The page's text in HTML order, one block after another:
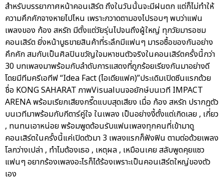
สำหรับบรรยากาศหน้าคอนเสิร์ต ถึงในวันนั้นจะมีฝนตก แต่ก็ไม่ทำให้
ความคึกคักจางหายไปไหน เพราะกวาดตามองไปรอบๆ พบว่าแฟน
เพลงของ ก้อง สหรัถ มีตั้งแต่วัยรุ่นไปจนถึงผู้ใหญ่ ทุกวัยมารอชม
คอนเสิร์ต ยิ่งหน้าบูธขายสินค้าที่ระลึกมีแฟนๆ มารอซื้อของกันอย่าง
คึกคัก สมกับเป็นศิลปินขวัญใจมหาชนตัวจริงในคอนเสิร์ตครั้งนี้กว่า
30 บทเพลงมาพร้อมกับลำดับการแสดงที่ถูกร้อยเรียงกันมาอย่างดี
โดยมีทีมครีเอทีฟ “Idea Fact (ไอเดียแฟค)”ประเดิมเปิดซีนแรกด้วย
ชื่อ KONG SAHARAT ภาพVisualบนจอยักษ์บนเวที IMPACT
ARENA พร้อมเรียกเสียงกรี๊ดแบบสุดเสียง เมื่อ ก้อง สหรัถ ปรากฏตัว
บนเวทีมาพร้อมกับกีตาร์คู่ใจ ในเพลง เป็นอย่างงี้ตั้งแต่เกิดเลย , เกี่ยว
, ทนทนเอาหน่อย พร้อมพูดต้อนรับแฟนเพลงทุกคนที่เข้ามาดู
คอนเสิร์ตในครั้งนี้แค่เปิดตัวมา 3 เพลงแรกก็ฟังฟิน ตามต่อด้วยเพลง
โลกว่างเปล่า , ทำไมต้องเธอ , เหตุผล , เหมือนเคย สลับพูดคุยแซว
แฟนๆ อยากร้องเพลงอะไรก็ได้ร้องเพราะเป็นคอนเสิร์ตใหญ่ของตัว
เอง